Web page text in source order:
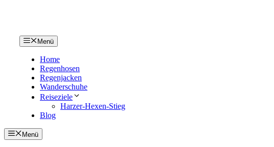
Menü
Home
Regenhosen
Regenjacken
Wanderschuhe
Reiseziele
Harzer-Hexen-Stieg
Blog
Menü